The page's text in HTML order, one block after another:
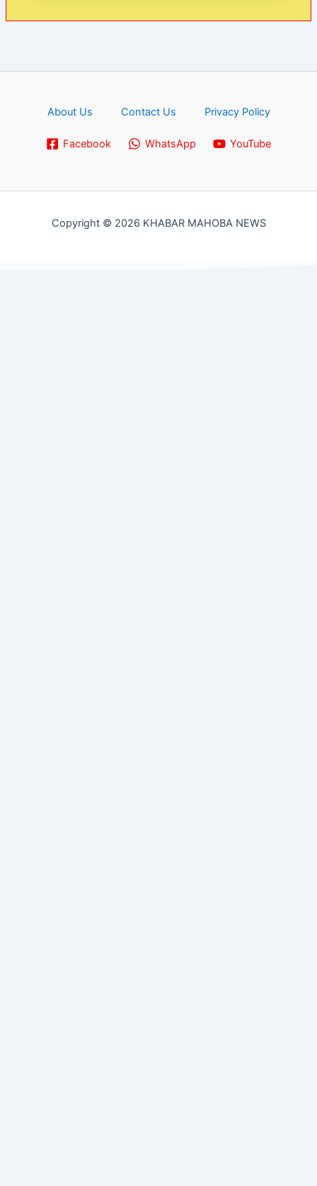
About Us Contact Us Privacy Policy
Facebook WhatsApp YouTube
Copyright © 2026 KHABAR MAHOBA NEWS